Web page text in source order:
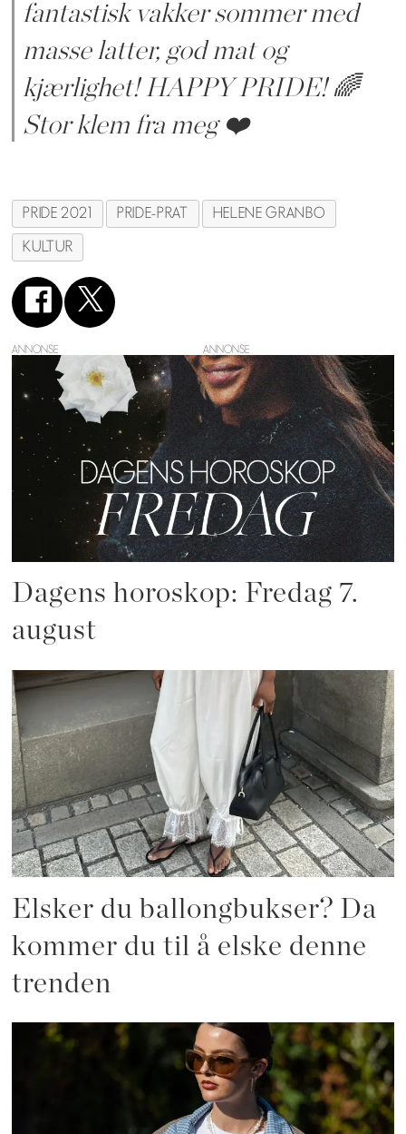
fantastisk vakker sommer med
masse latter, god mat og
kjærlighet! HAPPY PRIDE! 🌈
Stor klem fra meg ❤️
PRIDE 2021 PRIDE-PRAT
HELENE GRANBO
KULTUR
ANNONSE
Dagens horoskop: Fredag 7.
august
Elsker du ballongbukser? Da
kommer du til å elske denne
trenden